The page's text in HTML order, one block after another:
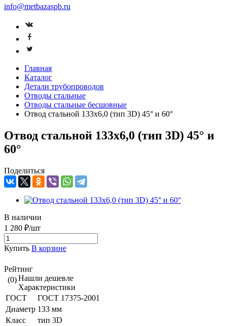
info@metbazaspb.ru
Главная
Каталог
Детали трубопроводов
Отводы стальные
Отводы стальные бесшовные
Отвод стальной 133х6,0 (тип 3D) 45° и 60°
Отвод стальной 133х6,0 (тип 3D) 45° и
60°
Поделиться
В наличии
1 280 ₽/шт
Купить В корзине
Рейтинг
(0)Нашли дешевле
Характеристики
ГОСТ
ГОСТ 17375-2001
Диаметр 133 мм
Класс
тип 3D